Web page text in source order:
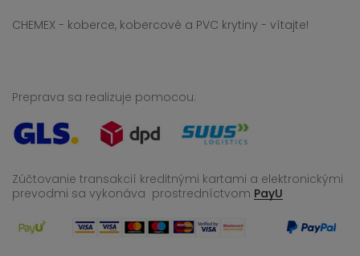
CHEMEX - koberce, kobercové a PVC krytiny - vítajte!
Preprava sa realizuje pomocou:
Zúčtovanie transakcií kreditnými kartami a elektronickými
prevodmi sa vykonáva prostredníctvom PayU